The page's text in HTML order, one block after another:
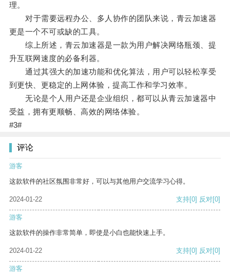
理。
对于需要远程办公、多人协作的团队来说，青云加速器
更是一个不可或缺的工具。
综上所述，青云加速器是一款为用户解决网络瓶颈、提
升互联网速度的必备利器。
通过其强大的加速功能和优化算法，用户可以轻松享受
到更快、更稳定的上网体验，提高工作和学习效率。
无论是个人用户还是企业组织，都可以从青云加速器中
受益，拥有更顺畅、高效的网络体验。
#3#
评论
游客
这款软件的社区氛围非常好，可以与其他用户交流学习心得。
2024-01-22 支持[0] 反对[0]
游客
这款软件的操作非常简单，即使是小白也能快速上手。
2024-01-22 支持[0] 反对[0]
游客